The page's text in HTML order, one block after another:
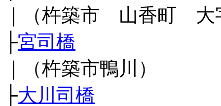
｜（杵築市 山香町 大
├宮司橋
｜（杵築市鴨川）
├大川司橋